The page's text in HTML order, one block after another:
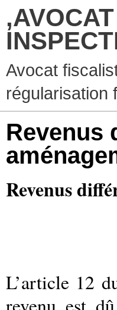
Avocat
régularisation
Revenus
Revenus
L’article 12